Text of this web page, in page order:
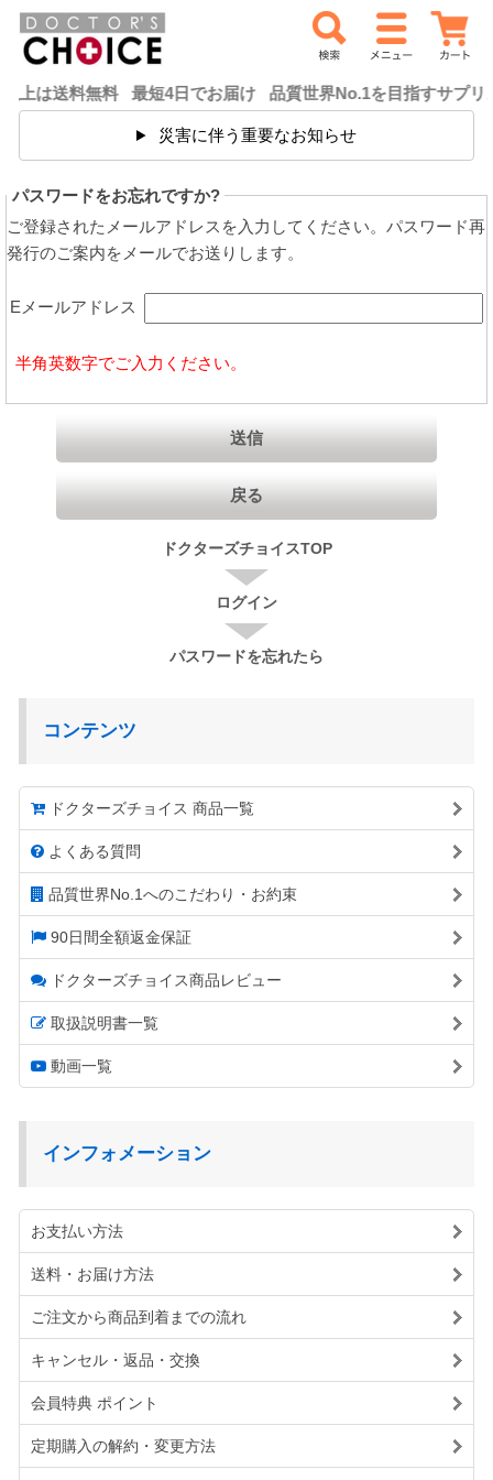
は送料無料 最短4日でお届け 品質世界No.1を目指すサプリ
災害に伴う重要なお知らせ
パスワードをお忘れですか?
ご登録されたメールアドレスを入力してください。パスワード再
発行のご案内をメールでお送りします。
Eメールアドレス
半角英数字でご入力ください。
送信
戻る
ドクターズチョイスTOP
ログイン
パスワードを忘れたら
コンテンツ
ドクターズチョイス 商品一覧
よくある質問
品質世界No.1へのこだわり・お約束
90日間全額返金保証
ドクターズチョイス商品レビュー
取扱説明書一覧
動画一覧
インフォメーション
お支払い方法
送料・お届け方法
ご注文から商品到着までの流れ
キャンセル・返品・交換
会員特典 ポイント
定期購入の解約・変更方法